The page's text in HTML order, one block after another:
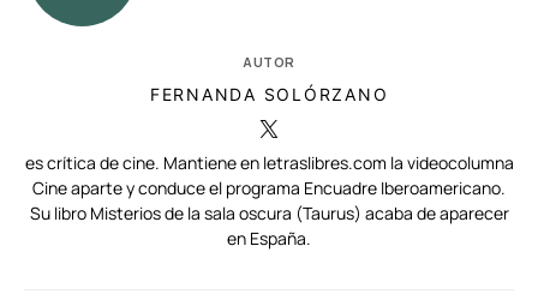
AUTOR
FERNANDA SOLÓRZANO
es crítica de cine. Mantiene en letraslibres.com la videocolumna
Cine aparte y conduce el programa Encuadre Iberoamericano.
Su libro Misterios de la sala oscura (Taurus) acaba de aparecer
en España.